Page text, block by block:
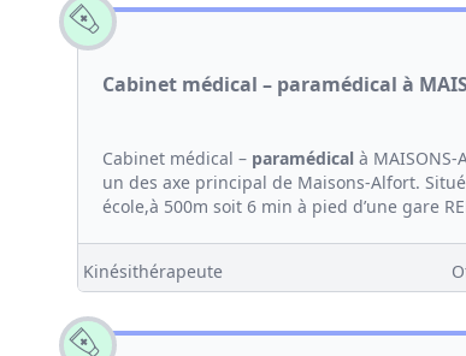
Cabinet médical – paramédical à
Cabinet médical – paramédical à
un des axe principal de Maisons-Alfort.
école,à 500m soit 6 min à pied d’une gare
Kinésithérapeute